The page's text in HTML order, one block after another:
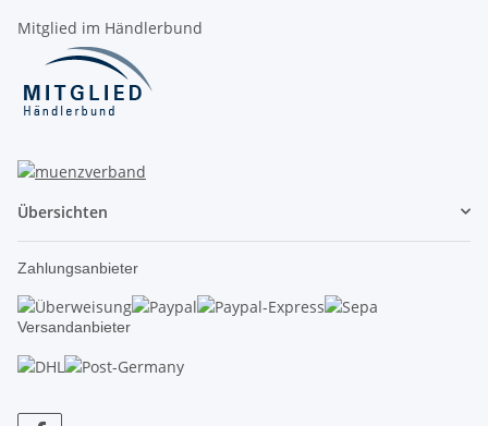
Mitglied im Händlerbund
Übersichten
Zahlungsanbieter
Versandanbieter